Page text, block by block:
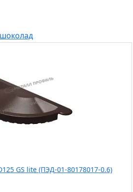
GS lite (ПЭД-01-80178017-0.6)